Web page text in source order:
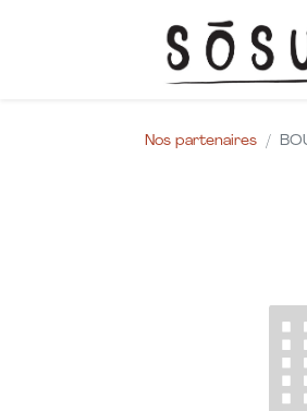
Nos partenaires